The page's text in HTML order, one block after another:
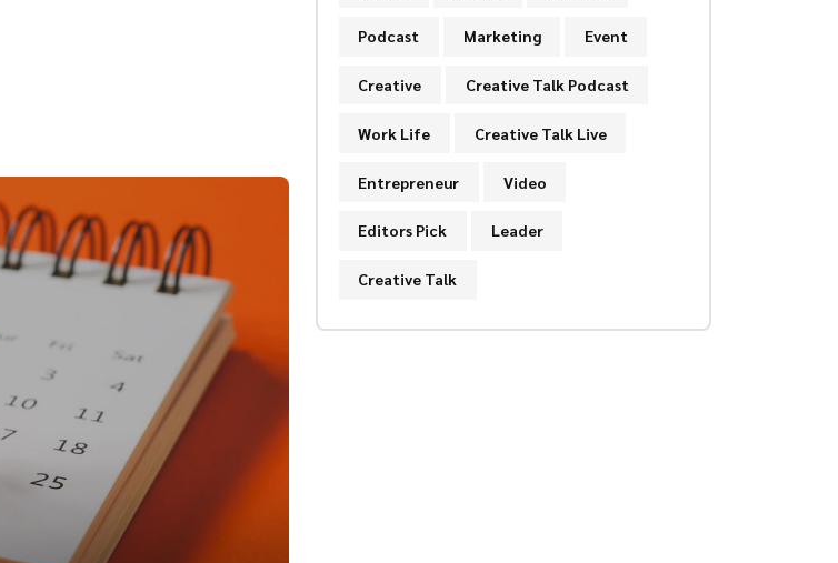
Podcast Marketing Event
Creative Creative Talk Podcast
Work Life Creative Talk Live
Entrepreneur Video
Editors Pick Leader
Creative Talk